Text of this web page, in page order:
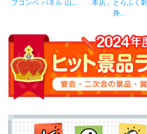
フコンペ パネル 山...
本店」とらふく刺
身...